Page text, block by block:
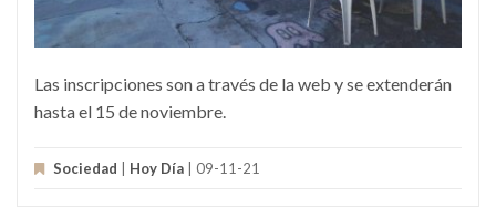
Las inscripciones son a través de la web y se extenderán
hasta el 15 de noviembre.
Sociedad | Hoy Día | 09-11-21